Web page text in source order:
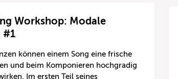
Workshop: Modale
#1
können einem Song eine frische
und beim Komponieren hochgradig
Im ersten Teil seines